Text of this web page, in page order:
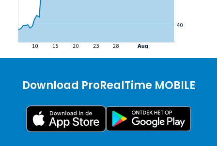
Download ProRealTime MOBILE